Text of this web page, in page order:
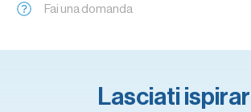
Fai una domanda
Lasciati